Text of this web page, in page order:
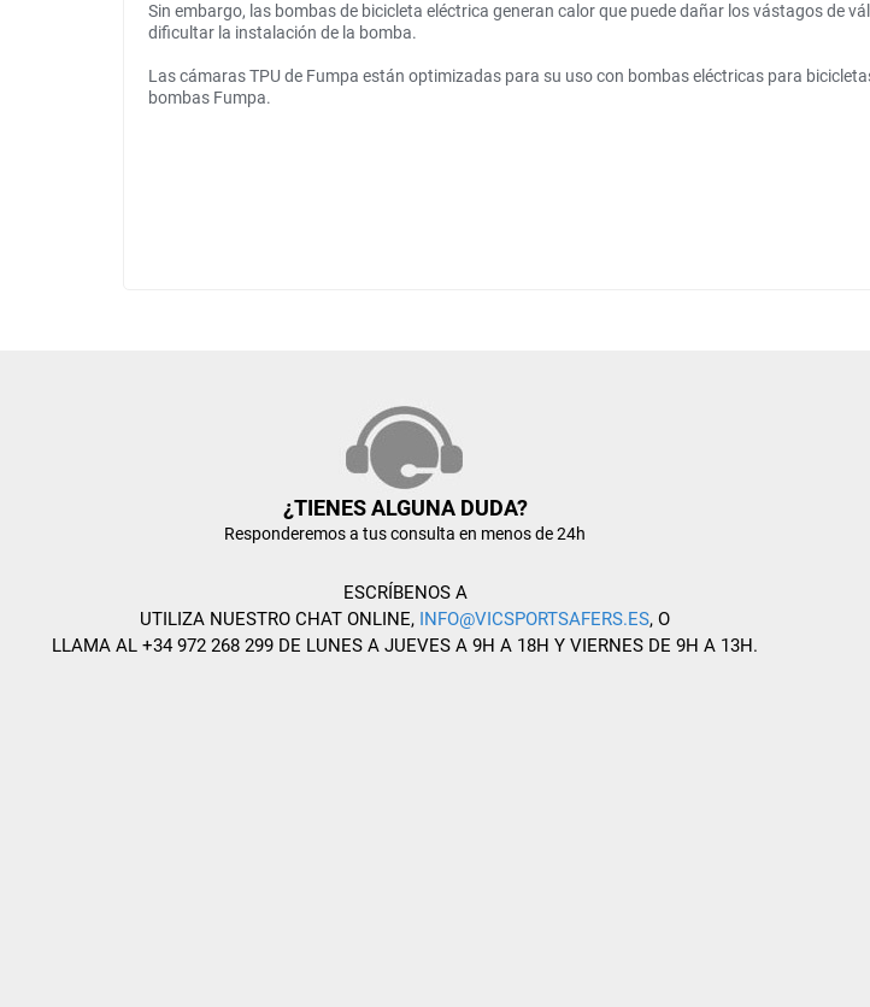
Sin embargo, las bombas de bicicleta eléctrica generan calor que puede dañar los vástagos de
dificultar la instalación de la bomba.
Las cámaras TPU de Fumpa están optimizadas para su uso con bombas eléctricas para
bombas Fumpa.
¿TIENES ALGUNA DUDA?
Responderemos a tus consulta en menos de 24h
ESCRÍBENOS A
UTILIZA NUESTRO CHAT ONLINE, INFO@VICSPORTSAFERS.ES, O
LLAMA AL +34 972 268 299 DE LUNES A JUEVES A 9H A 18H Y VIERNES DE 9H A 13H.